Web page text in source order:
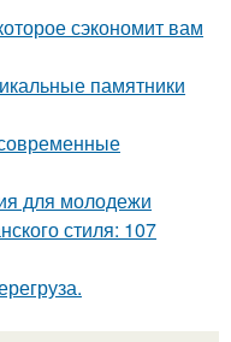
сэкономит вам
памятники
для молодежи
стиля: 107